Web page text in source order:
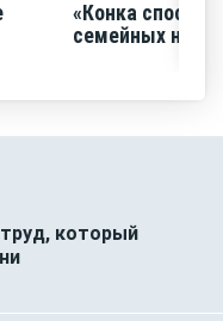
«Конка
семейных
который